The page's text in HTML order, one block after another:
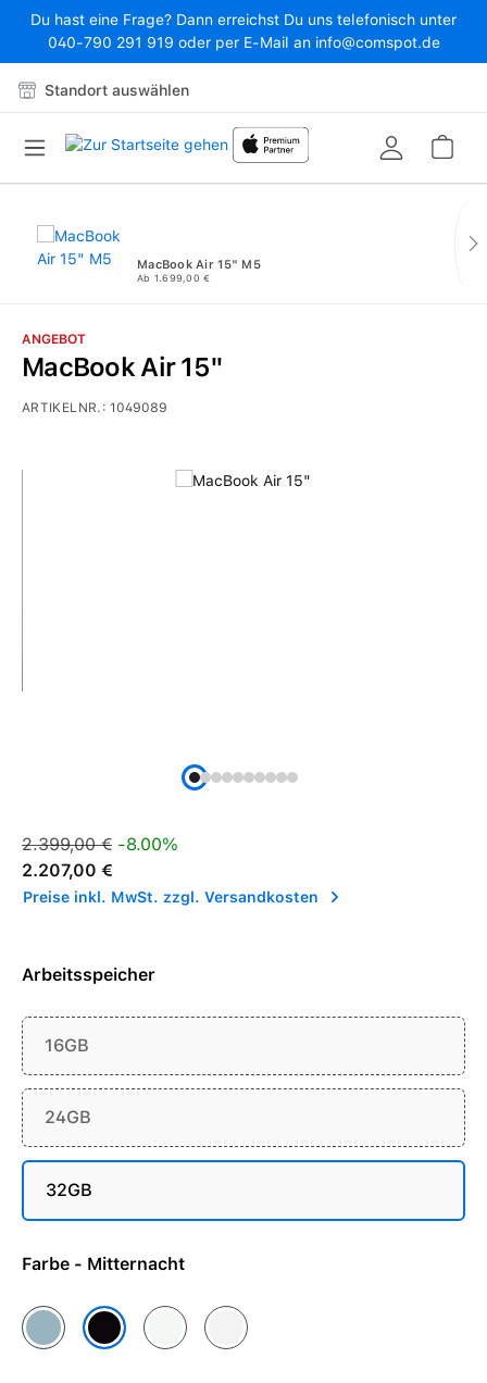
Zum Hauptinhalt springen
Du hast eine Frage? Dann erreichst Du uns telefonisch unter
040-790 291 919 oder per E-Mail an info@comspot.de
Standort auswählen
MacBook Air 15" M5
Ab 1.699,00 €
Bildergalerie überspringen
ANGEBOT
MacBook Air 15"
ARTIKELNR.:1049089
Verkaufspreis:
Regulärer Preis:
2.399,00 € -8.00%
2.207,00 €
Preise inkl. MwSt. zzgl. Versandkosten
Arbeitsspeicher
16GB
24GB
32GB
Farbe - Mitternacht
HimmelblauMitternachtPolarsternSilber